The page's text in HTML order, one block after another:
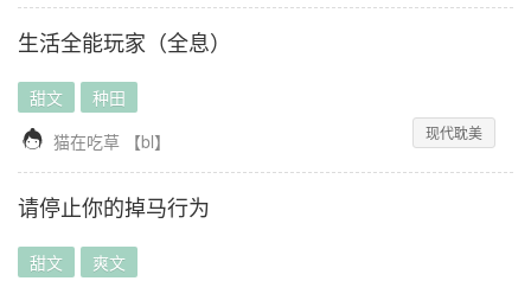
生活全能玩家（全息）
甜文 种田
 猫在吃草 【bl】 现代耽美
请停止你的掉马行为
甜文 爽文